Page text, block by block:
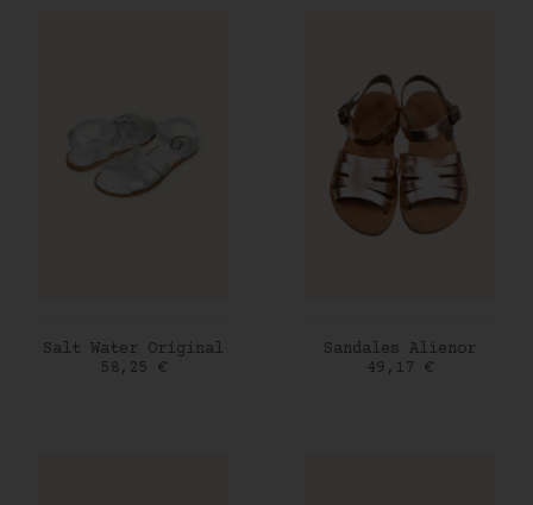
AJOUTER AU PANIER
Salt Water Original
Prix
58,25 €
AJOUTER AU PANIER
Sandales Alienor
Prix
49,17 €